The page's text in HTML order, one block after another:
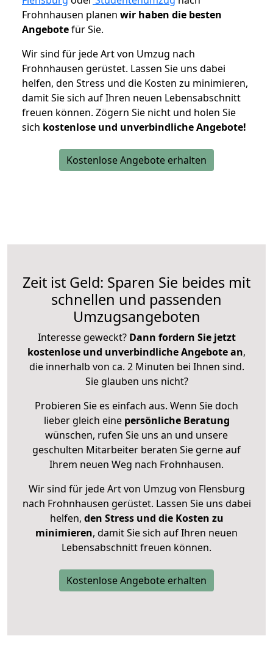
Frohnhausen planen wir haben die besten
Angebotefür Sie.
Wir sind für jede Art von Umzug nach
Frohnhausen gerüstet. Lassen Sie uns dabei
helfen, den Stress und die Kosten zu minimieren,
damit Sie sich auf Ihren neuen Lebensabschnitt
freuen können. Zögern Sie nicht und holen Sie
sich kostenlose und unverbindliche Angebote!
Kostenlose Angebote erhalten
Zeit ist Geld: Sparen Sie beides mit
schnellen und passenden
Umzugsangeboten
Interesse geweckt? Dann fordern Sie jetzt
kostenlose und unverbindliche Angebote an,
die innerhalb von ca. 2 Minuten bei Ihnen sind.
Sie glauben uns nicht?
Probieren Sie es einfach aus. Wenn Sie doch
lieber gleich eine persönliche Beratung
wünschen, rufen Sie uns an und unsere
geschulten Mitarbeiter beraten Sie gerne auf
Ihrem neuen Weg nach Frohnhausen.
Wir sind für jede Art von Umzug von Flensburg
nach Frohnhausen gerüstet. Lassen Sie uns dabei
helfen, den Stress und die Kosten zu
minimieren, damit Sie sich auf Ihren neuen
Lebensabschnitt freuen können.
Kostenlose Angebote erhalten